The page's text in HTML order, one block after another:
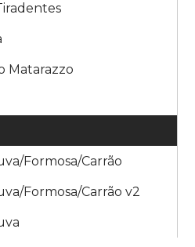
Matarazzo
Formosa/Carrão
Formosa/Carrão v2